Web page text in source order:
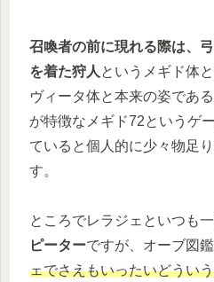
召喚者の前に現れる際は、
を着た狩人 というメギド体
ヴィータ体と本来の姿であ
が特徴なメギド72というゲ
ていると個人的に少々物足
す。
ところでレラジェといつも
ピーターですが、オーブ図
ェでさえもいったいどうい